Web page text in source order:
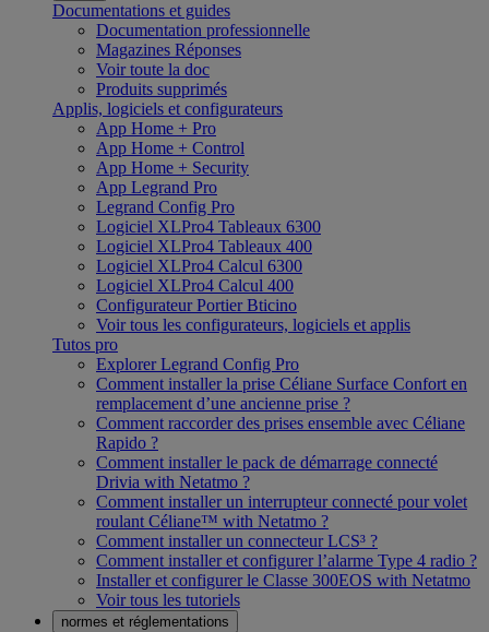
Documentations et guides
Documentation professionnelle
Magazines Réponses
Voir toute la doc
Produits supprimés
Applis, logiciels et configurateurs
App Home + Pro
App Home + Control
App Home + Security
App Legrand Pro
Legrand Config Pro
Logiciel XLPro4 Tableaux 6300
Logiciel XLPro4 Tableaux 400
Logiciel XLPro4 Calcul 6300
Logiciel XLPro4 Calcul 400
Configurateur Portier Bticino
Voir tous les configurateurs, logiciels et applis
Tutos pro
Explorer Legrand Config Pro
Comment installer la prise Céliane Surface Confort en
remplacement d’une ancienne prise ?
Comment raccorder des prises ensemble avec Céliane
Rapido ?
Comment installer le pack de démarrage connecté
Drivia with Netatmo ?
Comment installer un interrupteur connecté pour volet
roulant Céliane™ with Netatmo ?
Comment installer un connecteur LCS³ ?
Comment installer et configurer l’alarme Type 4 radio ?
Installer et configurer le Classe 300EOS with Netatmo
Voir tous les tutoriels
normes et réglementations